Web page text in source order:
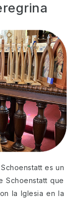
es un
Schoenstatt que
la Iglesia en la